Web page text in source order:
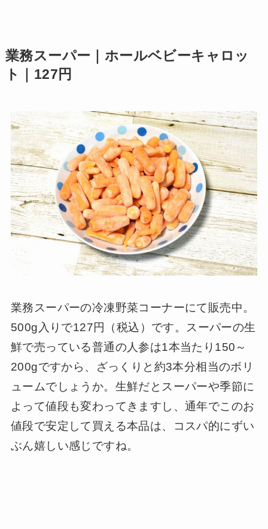
業務スーパー｜ホールベビーキャロッ
ト｜127円
業務スーパーの冷凍野菜コーナーにて販売中。
500g入りで127円（税込）です。スーパーの生
鮮で売っている普通の人参は1本当たり150～
200gですから、ざっくりと約3本分相当のボリ
ュームでしょうか。生鮮だとスーパーや季節に
よって値段も変わってきますし、通年でこのお
値段で安定して買える本品は、コスパ的にずい
ぶん嬉しい感じですね。